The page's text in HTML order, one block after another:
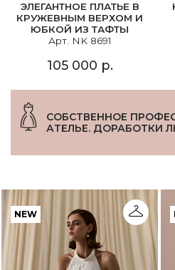
ЭЛЕГАНТНОЕ ПЛАТЬЕ В
КРУЖЕВНЫМ ВЕРХОМ И
ЮБКОЙ ИЗ ТАФТЫ
Арт. NK 8691
105 000 р.
СОБСТВЕННОЕ
АТЕЛЬЕ. ДОРАБОТКИ
NEW